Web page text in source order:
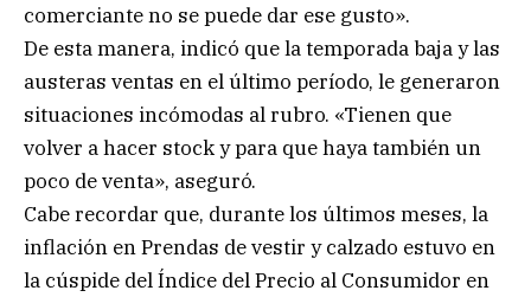
comerciante no se puede dar ese gusto».
De esta manera, indicó que la temporada baja y las
austeras ventas en el último período, le generaron
situaciones incómodas al rubro. «Tienen que
volver a hacer stock y para que haya también un
poco de venta», aseguró.
Cabe recordar que, durante los últimos meses, la
inflación en Prendas de vestir y calzado estuvo en
la cúspide del Índice del Precio al Consumidor en